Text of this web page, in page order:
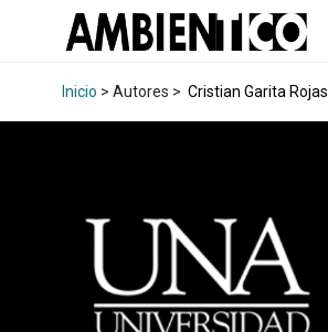
Inicio > Autores > Cristian Garita Rojas